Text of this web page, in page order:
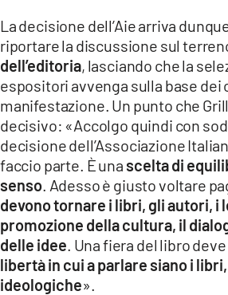
La decisione dell’Aie arriva
riportare la discussione sul
dell’editoria, lasciando che la
espositori avvenga sulla base dei
manifestazione. Un punto che
decisivo: «Accolgo quindi con
decisione dell’Associazione
faccio parte. È una scelta di
senso . Adesso è giusto voltare
devono tornare i libri, gli autori, i
promozione della cultura, il
delle idee . Una fiera del libro
libertà in cui a parlare siano i
ideologiche».